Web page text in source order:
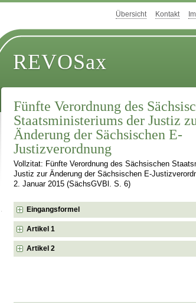
Übersicht Kontakt
REVOSax
Fünfte Verordnung des
Staatsministeriums der Justiz
Änderung der Sächsischen E-
Justizverordnung
Vollzitat: Fünfte Verordnung des Sächsischen
Justiz zur Änderung der Sächsischen E-
2. Januar 2015 (SächsGVBl. S. 6)
Eingangsformel
Artikel 1
Artikel 2